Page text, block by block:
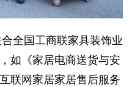
全国工商联家具装饰业
如《家居电商送货与安
联网家居家居售后服务